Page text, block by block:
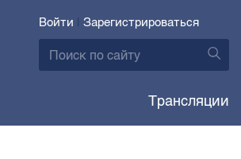
Войти | Зарегистрироваться
Трансляции